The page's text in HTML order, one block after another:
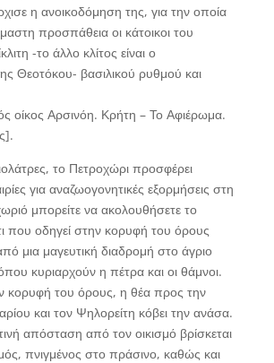
η ανοικοδόμηση της, για την οποία
προσπάθεια οι κάτοικοι του
-το άλλο κλίτος είναι ο
Θεοτόκου- βασιλικού ρυθμού και
οίκος Αρσινόη. Κρήτη – Το Αφιέρωμα.
το Πετροχώρι προσφέρει
για αναζωογονητικές εξορμήσεις στη
μπορείτε να ακολουθήσετε το
που οδηγεί στην κορυφή του όρους
μια μαγευτική διαδρομή στο άγριο
κυριαρχούν η πέτρα και οι θάμνοι.
κορυφή του όρους, η θέα προς την
και τον Ψηλορείτη κόβει την ανάσα.
απόσταση από τον οικισμό βρίσκεται
πνιγμένος στο πράσινο, καθώς και